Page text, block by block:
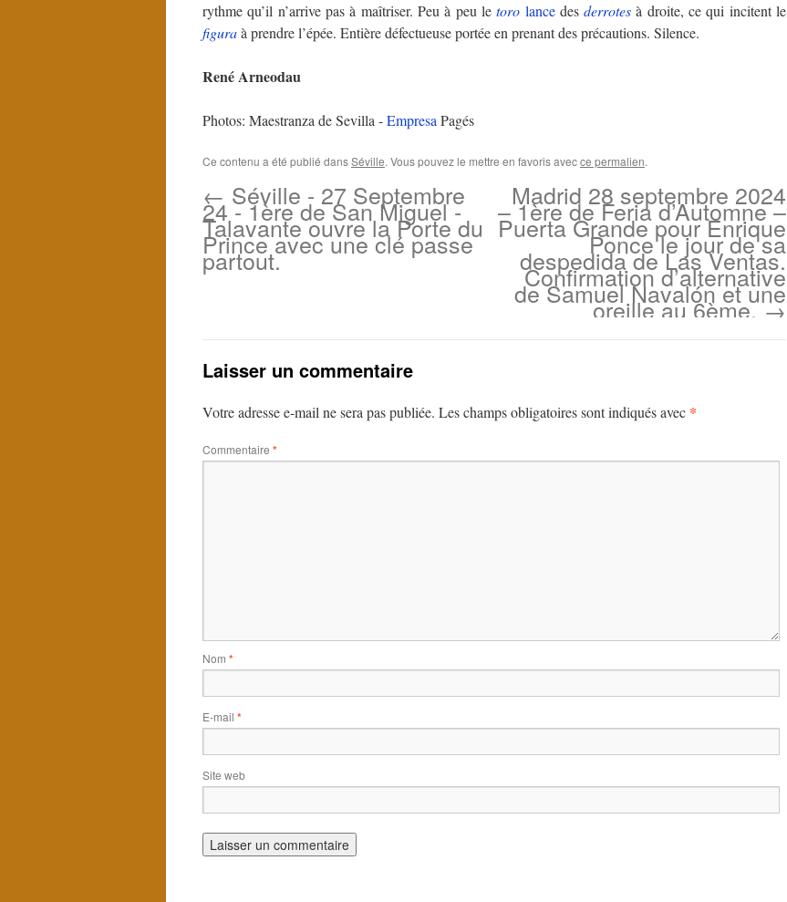
rythme qu’il n’arrive pas à maîtriser. Peu à peu letoro lancedesderrotes à droite, ce qui incitent le
figuraà prendre l’épée. Entière défectueuse portée en prenant des précautions. Silence.
René Arneodau
Photos: Maestranza de Sevilla -Empresa Pagés
Ce contenu a été publié dansSéville. Vous pouvez le mettre en favoris avecce permalien.
← Séville - 27 Septembre
24 - 1ère de San Miguel -
Talavante ouvre la Porte du
Prince avec une clé passe
partout.
Madrid 28 septembre 2024
– 1ère de Feria d’Automne –
Puerta Grande pour Enrique
Ponce le jour de sa
despedida de Las Ventas.
Confirmation d’alternative
de Samuel Navalón et une
oreille au 6ème.→
Laisser un commentaire
Votre adresse e-mail ne sera pas publiée. Les champs obligatoires sont indiqués avec *
Commentaire *
Nom *
E-mail *
Site web